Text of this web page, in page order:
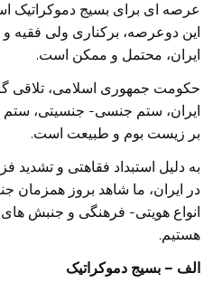
عرصه ای برای بسیج دموکراتیک
این دوعرصه، برکناری ولی فقیه
ایران، محتمل و ممکن است.
حکومت جمهوری اسلامی، تلاقی
ایران، ستم جنسی- جنسیتی، ستم
بر زیست بوم و طبیعت است.
به دلیل استبداد فقاهتی و تشدید
در ایران، ما شاهد بروز همزمان
انواع هویتی- فرهنگی و جنبش های
هستیم.
الف – بسیج دموکراتیک